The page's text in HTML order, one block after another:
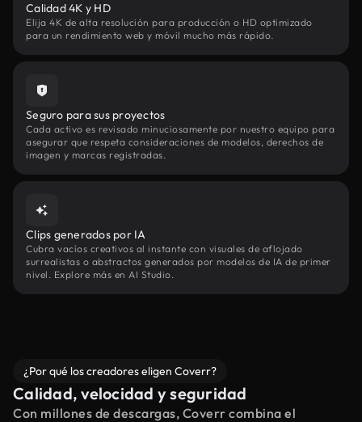
Calidad 4K y HD
Elija 4K de alta resolución para producción o HD optimizado
para un rendimiento web y móvil mucho más rápido.
Seguro para sus proyectos
Cada activo es revisado minuciosamente por nuestro equipo para
asegurar que respeta consideraciones de modelos, derechos de
imagen y marcas registradas.
Clips generados por IA
Cubra vacíos creativos al instante con visuales de aflojado
surrealistas o abstractos generados por modelos de IA de primer
nivel. Explore más en AI Studio.
¿Por qué los creadores eligen Coverr?
Calidad, velocidad y seguridad
Con millones de descargas, Coverr combina el